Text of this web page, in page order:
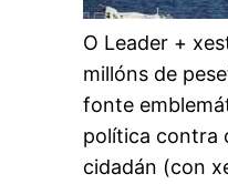
O Leader +
millóns de
fonte
política contra
cidadán (con